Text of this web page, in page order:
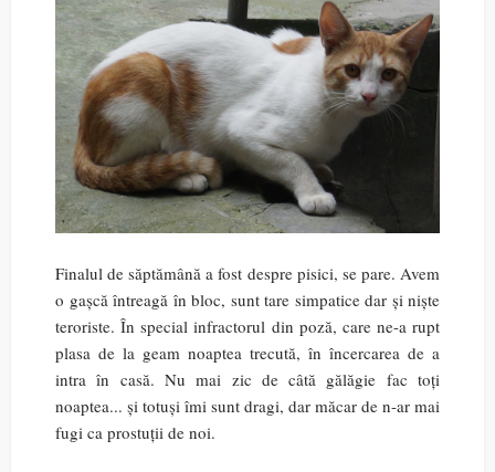
Finalul de săptămână a fost despre pisici, se pare. Avem
o gașcă întreagă în bloc, sunt tare simpatice dar și niște
teroriste. În special infractorul din poză, care ne-a rupt
plasa de la geam noaptea trecută, în încercarea de a
intra în casă. Nu mai zic de câtă gălăgie fac toți
noaptea... și totuși îmi sunt dragi, dar măcar de n-ar mai
fugi ca prostuții de noi.